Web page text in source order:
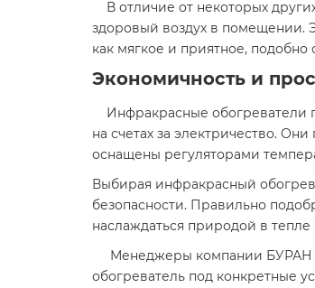
В отличие от некоторых
здоровый воздух в помещении.
как мягкое и приятное,
Экономичность и
Инфракрасные обогреватели
на счетах за электричество.
оснащены регуляторами
Выбирая инфракрасный
безопасности. Правильно
наслаждаться природой в тепле
Менеджеры компании БУРАН
обогреватель под конкретные